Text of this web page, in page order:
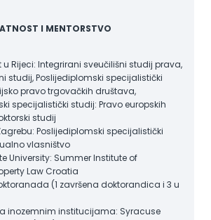
I MENTORSTVO
u Rijeci: Integrirani sveučilišni studij prava,
studij, Poslijediplomski specijalistički
pravo trgovačkih društava,
specijalistički studij: Pravo europskih
studij
Poslijediplomski specijalistički
vlasništvo
University: Summer Institute of
Law Croatia
(1 završena doktorandica i 3 u
inozemnim institucijama: Syracuse